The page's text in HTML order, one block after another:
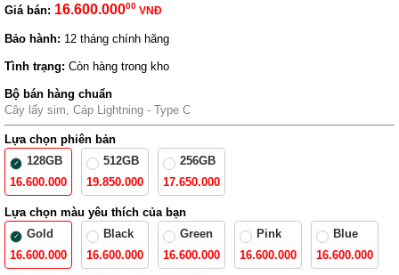
Giá bán: 16.600.00000 VNĐ
Bảo hành: 12 tháng chính hãng
Tình trạng: Còn hàng trong kho
Bộ bán hàng chuẩn
Cây lấy sim, Cáp Lightning - Type C
Lựa chọn phiên bản
128GB
16.600.000
512GB
19.850.000
256GB
17.650.000
Lựa chọn màu yêu thích của bạn
Gold
16.600.000
Black
16.600.000
Green
16.600.000
Pink
16.600.000
Blue
16.600.000